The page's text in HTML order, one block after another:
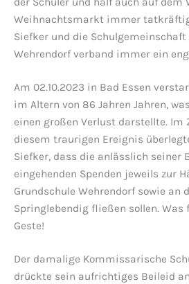
Weihnachtsmarkt immer
Siefker und die Schulgemeinschaft
Wehrendorf verband immer ein
Am 02.10.2023 in Bad Essen
im Altern von 86 Jahren Jahren,
einen großen Verlust darstellte.
diesem traurigen Ereignis
Siefker, dass die anlässlich seiner
eingehenden Spenden jeweils zur
Grundschule Wehrendorf sowie an
Springlebendig fließen sollen. Was
Geste!
Der damalige Kommissarische
drückte sein aufrichtiges Beileid